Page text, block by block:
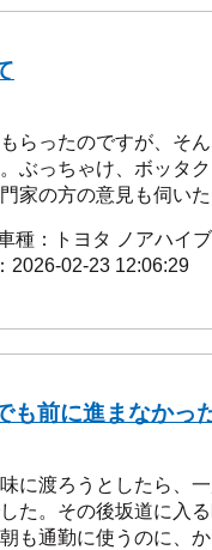
らったのですが、そ
ぶっちゃけ、ボッタ
家の方の意見も伺い
：トヨタ ノアハイ
02-23 12:06:29
も前に進まなかっ
に渡ろうとしたら、
た。その後坂道に入
も通勤に使うのに、